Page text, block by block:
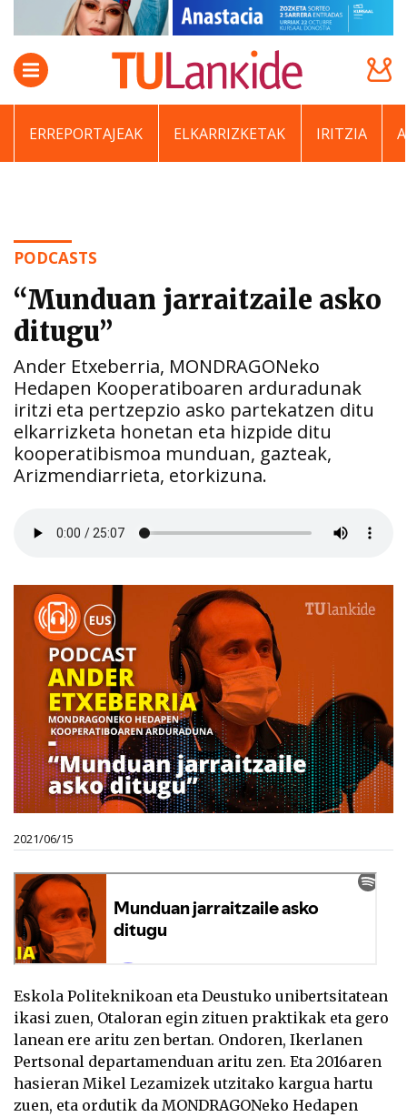
ERREPORTAJEAK ELKARRIZKETAK IRITZIA
PODCASTS
“Munduan jarraitzaile asko
ditugu”
Ander Etxeberria, MONDRAGONeko
Hedapen Kooperatiboaren arduradunak
iritzi eta pertzepzio asko partekatzen ditu
elkarrizketa honetan eta hizpide ditu
kooperatibismoa munduan, gazteak,
Arizmendiarrieta, etorkizuna.
2021/06/15
Eskola Politeknikoan eta Deustuko unibertsitatean
ikasi zuen, Otaloran egin zituen praktikak eta gero
lanean ere aritu zen bertan. Ondoren, Ikerlanen
Pertsonal departamenduan aritu zen. Eta 2016aren
hasieran Mikel Lezamizek utzitako kargua hartu
zuen, eta ordutik da MONDRAGONeko Hedapen